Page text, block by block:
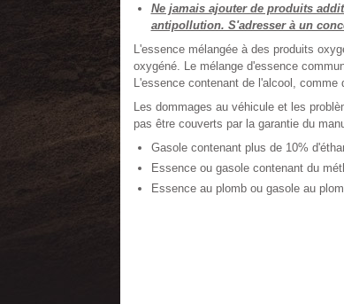
Ne jamais ajouter de produits
antipollution. S'adresser à un
L'essence mélangée à des produits
oxygéné. Le mélange d'essence
L'essence contenant de l'alcool,
Les dommages au véhicule et les
pas être couverts par la garantie du
Gasole contenant plus de 10%
Essence ou gasole contenant du
Essence au plomb ou gasole au